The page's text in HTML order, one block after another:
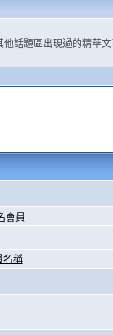
話題區出現過的精華文
會員
名稱